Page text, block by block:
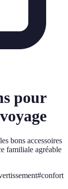
pour
bons accessoires
familiale agréable
#confort